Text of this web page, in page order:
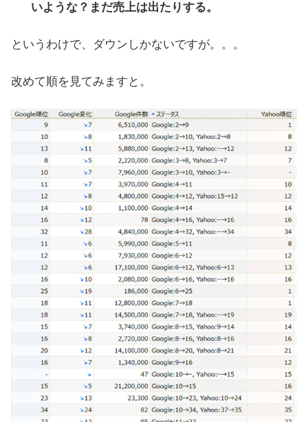
いような？まだ売上は出たりする。
というわけで、ダウンしかないですが。。。
改めて順を見てみますと。